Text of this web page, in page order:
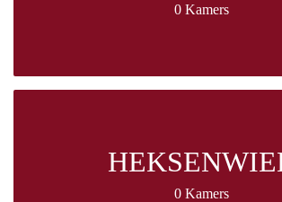
0 Kamers
0 Kamers